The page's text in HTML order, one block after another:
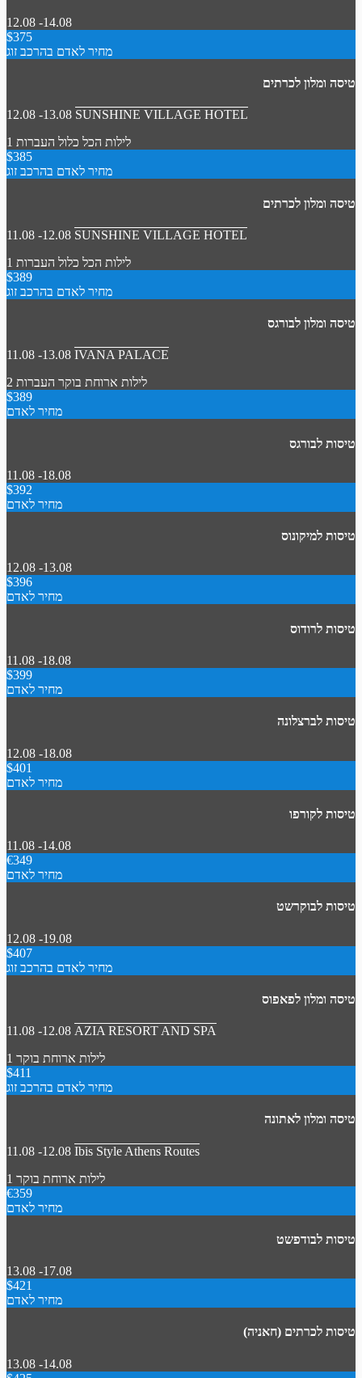
12.08 -14.08
$375
מחיר לאדם בהרכב זוג
טיסה ומלון לכרתים
12.08 -13.08 SUNSHINE VILLAGE HOTEL
1 לילות הכל כלול העברות
$385
מחיר לאדם בהרכב זוג
טיסה ומלון לכרתים
11.08 -12.08 SUNSHINE VILLAGE HOTEL
1 לילות הכל כלול העברות
$389
מחיר לאדם בהרכב זוג
טיסה ומלון לבורגס
11.08 -13.08 IVANA PALACE
2 לילות ארוחת בוקר העברות
$389
מחיר לאדם
טיסות לבורגס
11.08 -18.08
$392
מחיר לאדם
טיסות למיקונוס
12.08 -13.08
$396
מחיר לאדם
טיסות לרודוס
11.08 -18.08
$399
מחיר לאדם
טיסות לברצלונה
12.08 -18.08
$401
מחיר לאדם
טיסות לקורפו
11.08 -14.08
€349
מחיר לאדם
טיסות לבוקרשט
12.08 -19.08
$407
מחיר לאדם בהרכב זוג
טיסה ומלון לפאפוס
11.08 -12.08 AZIA RESORT AND SPA
1 לילות ארוחת בוקר
$411
מחיר לאדם בהרכב זוג
טיסה ומלון לאתונה
11.08 -12.08 Ibis Style Athens Routes
1 לילות ארוחת בוקר
€359
מחיר לאדם
טיסות לבודפשט
13.08 -17.08
$421
מחיר לאדם
טיסות לכרתים (חאניה)
13.08 -14.08